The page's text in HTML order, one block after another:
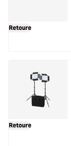
Retoure
Retoure